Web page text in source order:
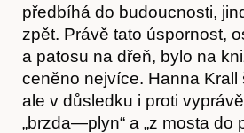
předbíhá do budoucnosti,
zpět. Právě tato úspornost,
a patosu na dřeň, bylo na
ceněno nejvíce. Hanna Krall
ale v důsledku i proti
„brzda—plyn“ a „z mosta do